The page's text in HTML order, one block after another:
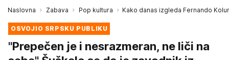
Naslovna Zabava Pop kultura Kako danas izgleda Fernando
OSVOJIO SRPSKU PUBLIKU
"Prepečen je i nesrazmeran, ne liči na